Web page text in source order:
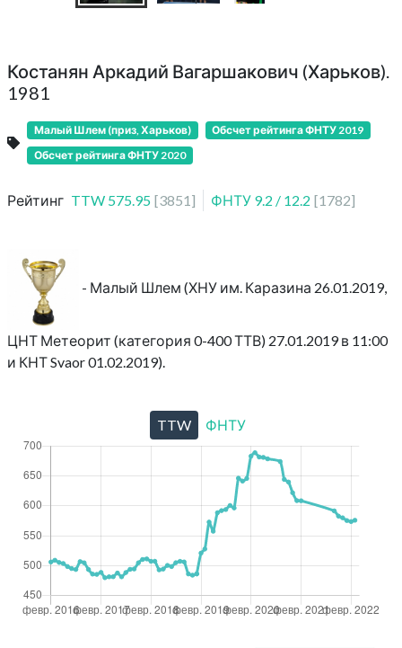
Костанян Аркадий Вагаршакович (Харьков).
1981
Малый Шлем (приз, Харьков)
Обсчет рейтинга ФНТУ 2019
Обсчет рейтинга ФНТУ 2020
Рейтинг TTW 575.95 [3851 ] ФНТУ 9.2 / 12.2 [1782]
- Малый Шлем (ХНУ им. Каразина 26.01.2019,
ЦНТ Метеорит (категория 0-400 ТТВ) 27.01.2019 в 11:00
и КНТ Svaor 01.02.2019).
TTW ФНТУ